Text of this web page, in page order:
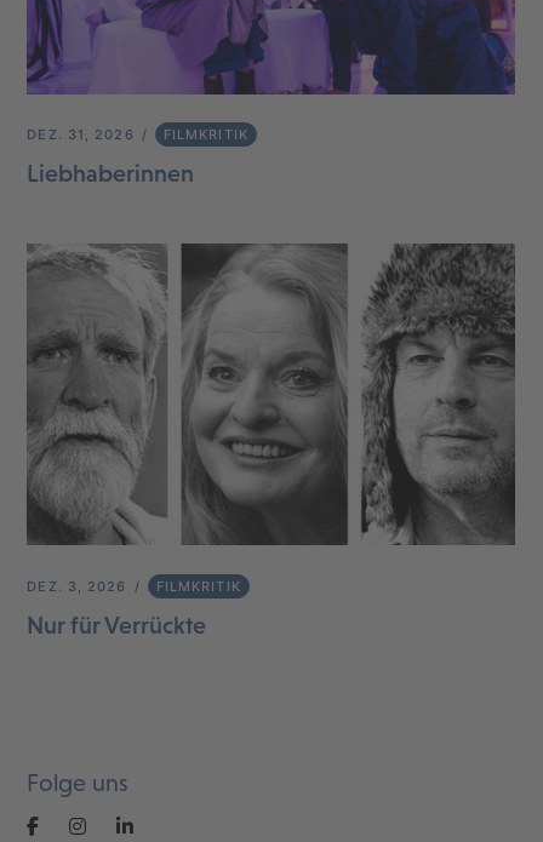
DEZ. 31, 2026 FILMKRITIK
Liebhaberinnen
DEZ. 3, 2026 FILMKRITIK
Nur für Verrückte
Folge uns